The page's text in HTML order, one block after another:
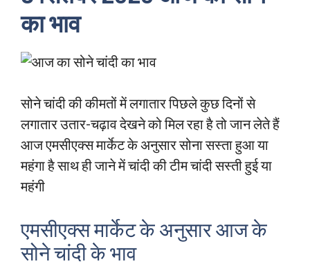
का भाव
सोने चांदी की कीमतों में लगातार पिछले कुछ दिनों से
लगातार उतार-चढ़ाव देखने को मिल रहा है तो जान लेते हैं
आज एमसीएक्स मार्केट के अनुसार सोना सस्ता हुआ या
महंगा है साथ ही जाने में चांदी की टीम चांदी सस्ती हुई या
महंगी
एमसीएक्स मार्केट के अनुसार आज के
सोने चांदी के भाव